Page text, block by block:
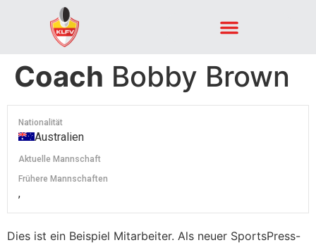
Coach Bobby Brown
Nationalität
Australien
Aktuelle Mannschaft
Frühere Mannschaften
,
Dies ist ein Beispiel Mitarbeiter. Als neuer SportsPress-